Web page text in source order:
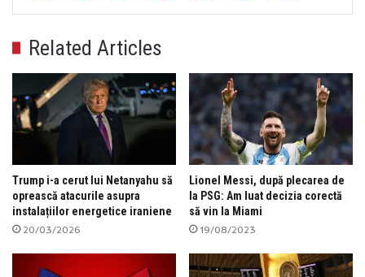
Related Articles
Trump i-a cerut lui Netanyahu să
oprească atacurile asupra
instalațiilor energetice iraniene
20/03/2026
Lionel Messi, după plecarea de
la PSG: Am luat decizia corectă
să vin la Miami
19/08/2023